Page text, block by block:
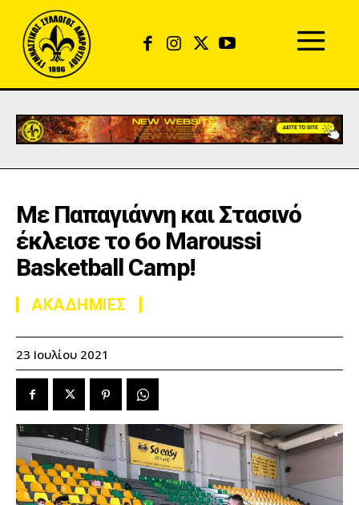
Με Παπαγιάννη και Στασινό
έκλεισε το 6ο Maroussi
Basketball Camp!
ΑΚΑΔΗΜΙΕΣ
23 Ιουλίου 2021